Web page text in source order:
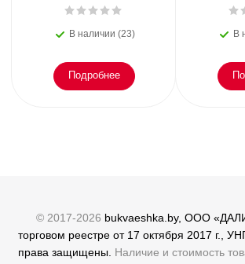
В наличии (23)
Подробнее
В
© 2017-2026 bukvaeshka.by, ООО
торговом реестре от 17 октября 2017 г.,
права защищены. Наличие и стоимость